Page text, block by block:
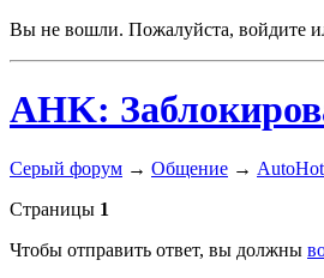
Вы не вошли. Пожалуйста, войдите
AHK:
Серый форум → Общение →
Страницы 1
Чтобы отправить ответ, вы должны